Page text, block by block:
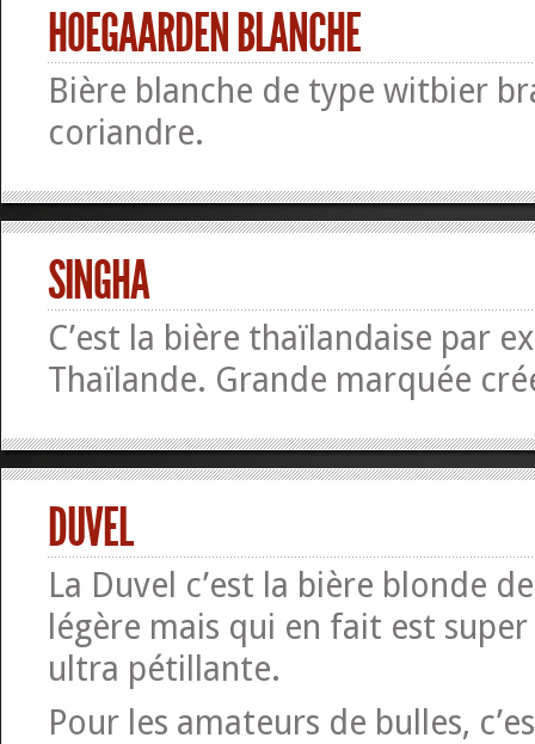
HOEGAARDEN BLANCHE
Bière blanche de type witbier
coriandre.
SINGHA
C’est la bière thaïlandaise par
Thaïlande. Grande marquée
DUVEL
La Duvel c’est la bière blonde
légère mais qui en fait est
ultra pétillante.
Pour les amateurs de bulles,